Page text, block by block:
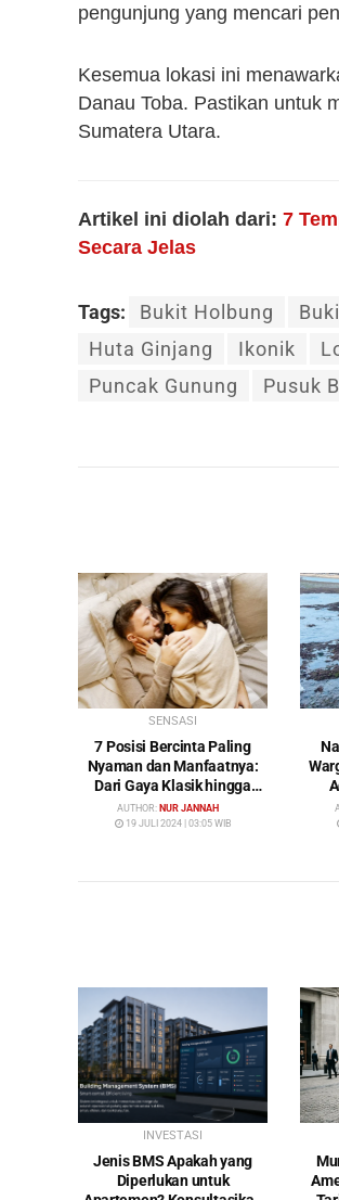
pengunjung yang mencari
Kesemua lokasi ini
Danau Toba. Pastikan untuk
Sumatera Utara.
Artikel ini diolah dari: 7
Secara Jelas
Tags: Bukit Holbung
Huta Ginjang
Ikonik
Puncak Gunung
Pusuk
SENSASI
7 Posisi Bercinta Paling
Nyaman dan Manfaatnya:
Dari Gaya Klasik hingga
Gunting
AUTHOR: NUR JANNAH
19 JULI 2024 | 03:05 WIB
INVESTASI
Jenis BMS Apakah yang
Diperlukan untuk